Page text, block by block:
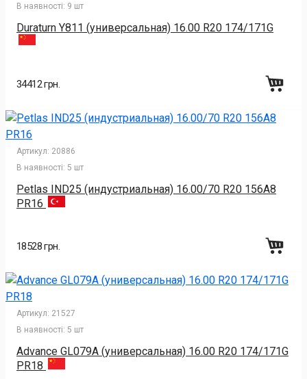
В наявності: 9 шт
Duraturn Y811 (универсальная) 16.00 R20 174/171G
34412 грн.
Артикул: 20886
В наявності: 5 шт
Petlas IND25 (индустриальная) 16.00/70 R20 156A8
PR16
18528 грн.
Артикул: 21527
В наявності: 5 шт
Advance GL079A (универсальная) 16.00 R20 174/171G
PR18